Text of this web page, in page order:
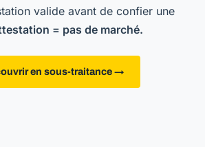
valide avant de confier une
= pas de marché.
en sous-traitance →